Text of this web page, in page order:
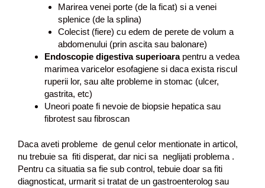
Marirea venei porte (de la ficat) si a venei
splenice (de la splina)
Colecist (fiere) cu edem de perete de volum a
abdomenului (prin ascita sau balonare)
Endoscopie digestiva superioara pentru a vedea
marimea varicelor esofagiene si daca exista riscul
ruperii lor, sau alte probleme in stomac (ulcer,
gastrita, etc)
Uneori poate fi nevoie de biopsie hepatica sau
fibrotest sau fibroscan
Daca aveti probleme de genul celor mentionate in articol,
nu trebuie sa fiti disperat, dar nici sa neglijati problema .
Pentru ca situatia sa fie sub control, tebuie doar sa fiti
diagnosticat, urmarit si tratat de un gastroenterolog sau